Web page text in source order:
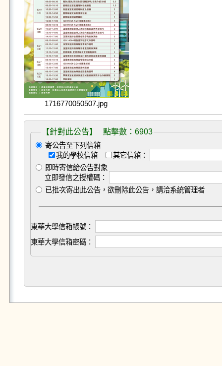
1716770050507.jpg
【針對此公告】 點擊數：6903
寄公告至下列信箱
我的學校信箱
其它信箱：
即時寄信給公告對象
立即發信之授權碼：
已批次寄出此公告，欲刪除此公告，請洽系統管理者
東華大學信箱帳號：
東華大學信箱密碼：